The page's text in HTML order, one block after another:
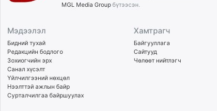
MGL Media Group бүтээсэн.
Мэдээлэл
Бидний тухай
Редакцийн бодлого
Зохиогчийн эрх
Санал хүсэлт
Үйлчилгээний нөхцөл
Нээлттэй ажлын байр
Сурталчилгаа байршуулах
Хамтрагч
Байгууллага
Сайтууд
Чөлөөт нийтлэгч